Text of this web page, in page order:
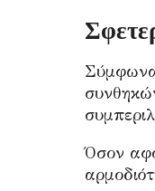
Όσον